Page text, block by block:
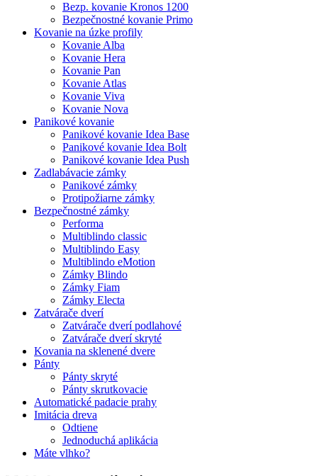
Bezp. kovanie Kronos 1200
Bezpečnostné kovanie Primo
Kovanie na úzke profily
Kovanie Alba
Kovanie Hera
Kovanie Pan
Kovanie Atlas
Kovanie Viva
Kovanie Nova
Panikové kovanie
Panikové kovanie Idea Base
Panikové kovanie Idea Bolt
Panikové kovanie Idea Push
Zadlabávacie zámky
Panikové zámky
Protipožiarne zámky
Bezpečnostné zámky
Performa
Multiblindo classic
Multiblindo Easy
Multiblindo eMotion
Zámky Blindo
Zámky Fiam
Zámky Electa
Zatvárače dverí
Zatvárače dverí podlahové
Zatvárače dverí skryté
Kovania na sklenené dvere
Pánty
Pánty skryté
Pánty skrutkovacie
Automatické padacie prahy
Imitácia dreva
Odtiene
Jednoduchá aplikácia
Máte vlhko?